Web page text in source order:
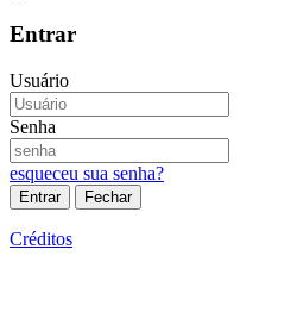
Entrar
Usuário
Senha
esqueceu sua senha?
Entrar Fechar
Créditos